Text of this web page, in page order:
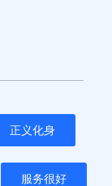
正义化身
服务很好